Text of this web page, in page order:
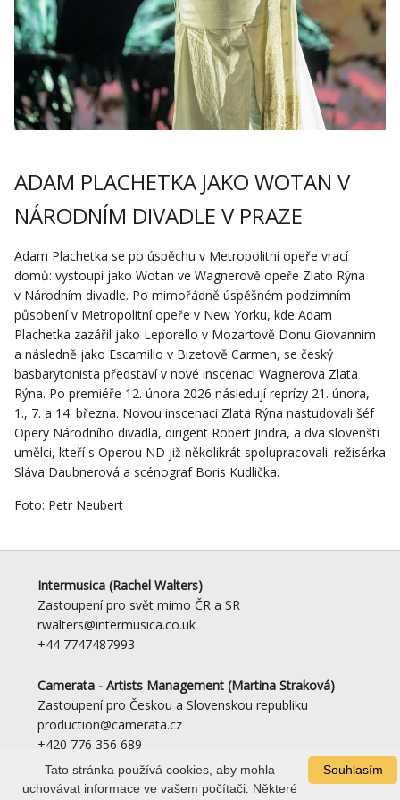
ADAM PLACHETKA JAKO WOTAN V
NÁRODNÍM DIVADLE V PRAZE
Adam Plachetka se po úspěchu v Metropolitní opeře vrací
domů: vystoupí jako Wotan ve Wagnerově opeře Zlato Rýna
v Národním divadle. Po mimořádně úspěšném podzimním
působení v Metropolitní opeře v New Yorku, kde Adam
Plachetka zazářil jako Leporello v Mozartově Donu Giovannim
a následně jako Escamillo v Bizetově Carmen, se český
basbarytonista představí v nové inscenaci Wagnerova Zlata
Rýna. Po premiéře 12. února 2026 následují reprízy 21. února,
1., 7. a 14. března. Novou inscenaci Zlata Rýna nastudovali šéf
Opery Národního divadla, dirigent Robert Jindra, a dva slovenští
umělci, kteří s Operou ND již několikrát spolupracovali: režisérka
Sláva Daubnerová a scénograf Boris Kudlička.
Foto: Petr Neubert
Intermusica(Rachel Walters)
Zastoupení pro svět mimo ČR a SR
rwalters@intermusica.co.uk
+44 7747487993
Camerata - Artists Management(Martina Straková)
Zastoupení pro Českou a Slovenskou republiku
production@camerata.cz
+420 776 356 689
GRAPHIC DESIGN:Martina Tóthová, © STUDIO to08.net,PHOTO:
Souhlasím
Tato stránka používá cookies, aby mohla
uchovávat informace ve vašem počítači. Některé